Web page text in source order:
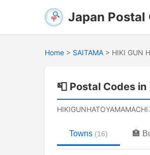
Japan Postal
Home > SAITAMA > HIKI GUN
📮 Postal Codes in
HIKIGUNHATOYAMAMACHI
Towns (16) 🏣